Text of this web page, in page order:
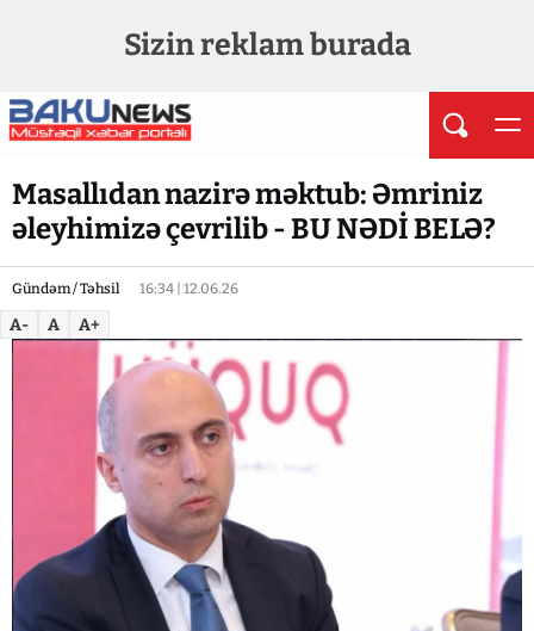
Sizin reklam burada
Masallıdan nazirə məktub: Əmriniz
əleyhimizə çevrilib - BU NƏDİ BELƏ?
Gündəm / Təhsil 16:34 | 12.06.26
A- A A+